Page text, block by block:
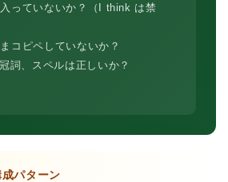
っていないか？（I think は禁
コピペしていないか？
詞、スペルは正しいか？
パターン